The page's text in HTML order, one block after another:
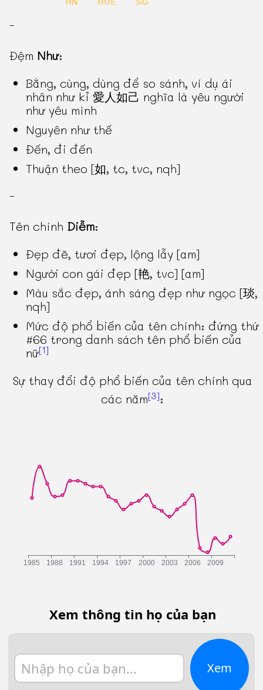
-
Đệm Như:
Bằng, cùng, dùng để so sánh, ví dụ ái
nhân như kỉ 愛人如己 nghĩa là yêu người
như yêu mình
Nguyên như thế
Đến, đi đến
Thuận theo [如, tc, tvc, nqh]
-
Tên chính Diễm:
Đẹp đẽ, tươi đẹp, lộng lẫy [am]
Người con gái đẹp [艳, tvc] [am]
Màu sắc đẹp, ánh sáng đẹp như ngọc [琰,
nqh]
Mức độ phổ biến của tên chính: đứng thứ
#66 trong danh sách tên phổ biến của
nữ[1]
Sự thay đổi độ phổ biến của tên chính qua
các năm[3]:
Xem thông tin họ của bạn
Xem